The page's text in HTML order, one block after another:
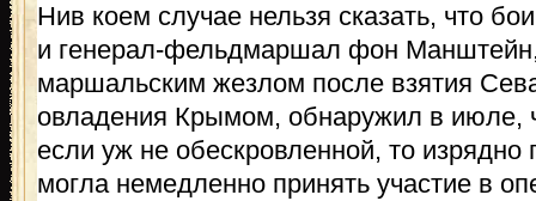
Нив коем случае нельзя сказать, что
и генерал-фельдмаршал фон
маршальским жезлом после взятия
овладения Крымом, обнаружил в июле,
если уж не обескровленной, то
могла немедленно принять участие в